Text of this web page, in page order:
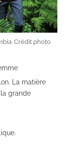
Crédit photo
La matière
grande